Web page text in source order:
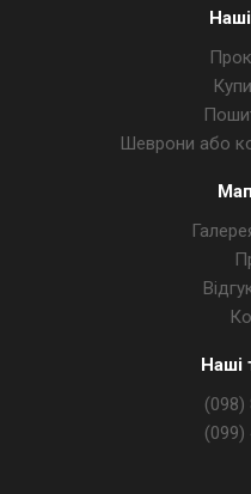
Шеврони або
Наші
(098)
(099)